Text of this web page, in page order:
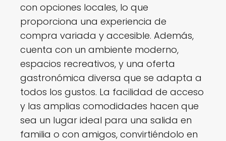
con opciones locales, lo que
proporciona una experiencia de
compra variada y accesible. Además,
cuenta con un ambiente moderno,
espacios recreativos, y una oferta
gastronómica diversa que se adapta a
todos los gustos. La facilidad de acceso
y las amplias comodidades hacen que
sea un lugar ideal para una salida en
familia o con amigos, convirtiéndolo en